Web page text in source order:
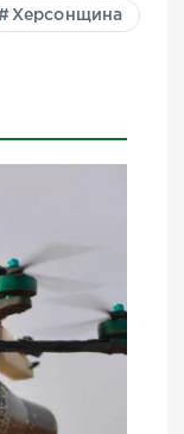
Херсонщина